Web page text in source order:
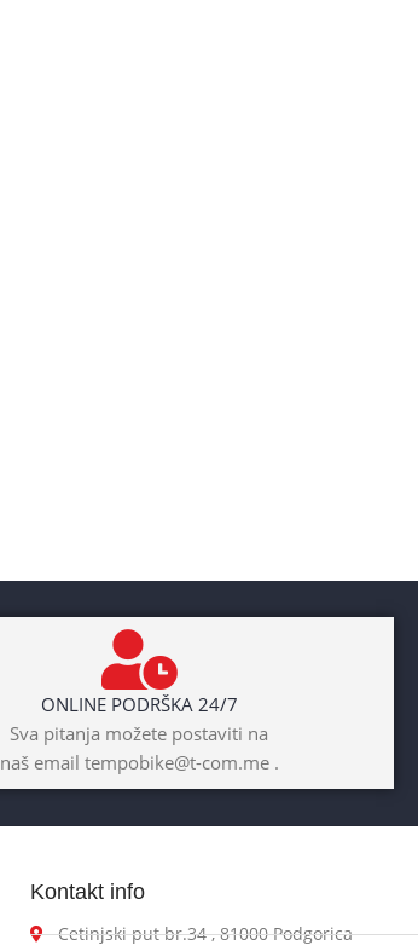
ONLINE PODRŠKA 24/7
Sva pitanja možete postaviti na
naš email tempobike@t-com.me .
Kontakt info
Cetinjski put br.34 , 81000 Podgorica